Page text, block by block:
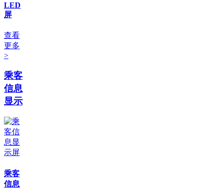
LED
屏
查看
更多
>
乘客
信息
显示
乘客
信息